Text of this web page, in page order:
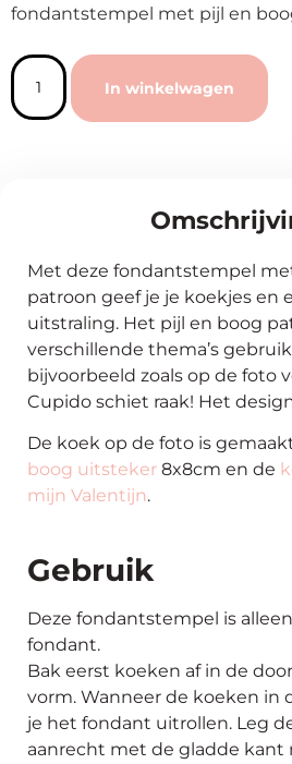
fondantstempel met pijl en
In winkelwagen
Met deze fondantstempel
patroon geef je je koekjes en
uitstraling. Het pijl en boog
verschillende thema’s
bijvoorbeeld zoals op de foto
Cupido schiet raak! Het
De koek op de foto is
boog uitsteker 8x8cm en de
mijn Valentijn.
Gebruik
Deze fondantstempel is
fondant.
Bak eerst koeken af in de
vorm. Wanneer de koeken in
je het fondant uitrollen. Leg
aanrecht met de gladde kant